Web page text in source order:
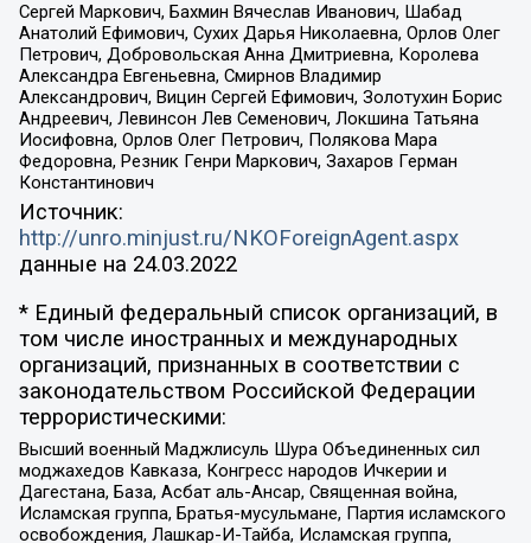
Сергей Маркович, Бахмин Вячеслав Иванович, Шабад
Анатолий Ефимович, Сухих Дарья Николаевна, Орлов Олег
Петрович, Добровольская Анна Дмитриевна, Королева
Александра Евгеньевна, Смирнов Владимир
Александрович, Вицин Сергей Ефимович, Золотухин Борис
Андреевич, Левинсон Лев Семенович, Локшина Татьяна
Иосифовна, Орлов Олег Петрович, Полякова Мара
Федоровна, Резник Генри Маркович, Захаров Герман
Константинович
Источник:
http://unro.minjust.ru/NKOForeignAgent.aspx
данные на 24.03.2022
* Единый федеральный список организаций, в
том числе иностранных и международных
организаций, признанных в соответствии с
законодательством Российской Федерации
террористическими:
Высший военный Маджлисуль Шура Объединенных сил
моджахедов Кавказа, Конгресс народов Ичкерии и
Дагестана, База, Асбат аль-Ансар, Священная война,
Исламская группа, Братья-мусульмане, Партия исламского
освобождения, Лашкар-И-Тайба, Исламская группа,